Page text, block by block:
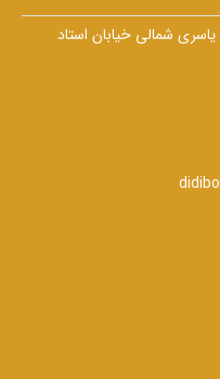
شمالی خیابان استاد